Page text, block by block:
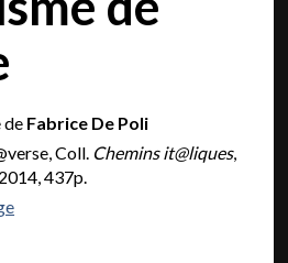
de Fabrice De Poli
Coll. Chemins it@liques,
2014, 437p.